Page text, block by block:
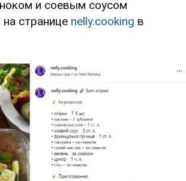
и соевым соусом
странице nelly.cooking в